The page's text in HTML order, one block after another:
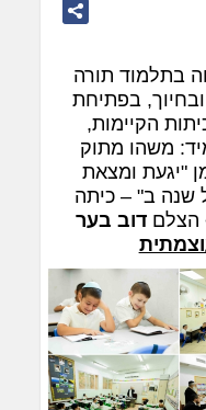
בתלמוד תורה
בפתיחת
הקיימות,
משהו מתוק
"יגעת ומצאת
שנה ב" – כיתה
הצלם דוב בער